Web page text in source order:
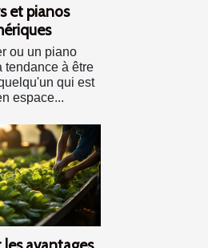
et pianos
ou un piano
tendance à être
qui est
espace...